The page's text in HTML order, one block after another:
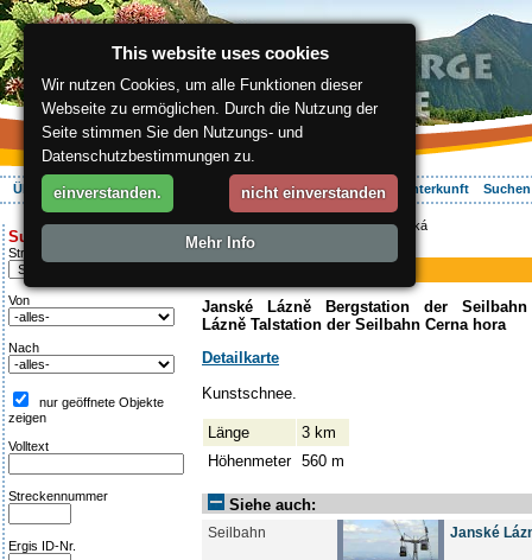
Über die Region Aktiv Erleben Entspannung Ihr Urlaub Unterkunft
Suche:
Streckentipp
Von
Nach
nur geöffnete Objekte
zeigen
Volltext
Streckennummer
Ergis ID-Nr.
ergis.cz>Aktiv Erleben> Černohorská
Piste
Černohorská
Janské Lázně Bergstation der
Lázně Talstation der Seilbahn Cerna hora
Detailkarte
Kunstschnee.
Länge
3 km
Höhenmeter 560 m
Siehe auch:
Seilbahn Janské
This website uses cookies
Wir nutzen Cookies, um alle Funktionen dieser
Webseite zu ermöglichen. Durch die Nutzung der
Seite stimmen Sie den Nutzungs- und
Datenschutzbestimmungen zu.
einverstanden. nicht einverstanden
Mehr Info